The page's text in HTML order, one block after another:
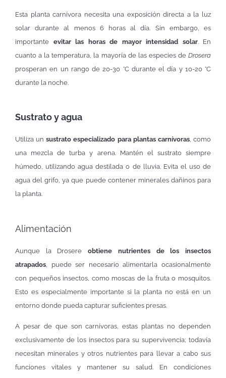
Esta planta carnívora necesita una exposición directa a la luz
solar durante al menos 6 horas al día. Sin embargo, es
importante evitar las horas de mayor intensidad solar. En
cuanto a la temperatura, la mayoría de las especies de Drosera
prosperan en un rango de 20-30 °C durante el día y 10-20 °C
durante la noche.
Sustrato y agua
Utiliza unsustrato especializado para plantas carnívoras, como
una mezcla de turba y arena. Mantén el sustrato siempre
húmedo, utilizando agua destilada o de lluvia. Evita el uso de
agua del grifo, ya que puede contener minerales dañinos para
la planta.
Alimentación
Aunque la Drosereobtiene nutrientes de los insectos
atrapados , puede ser necesario alimentarla ocasionalmente
con pequeños insectos, como moscas de la fruta o mosquitos.
Esto es especialmente importante si la planta no está en un
entorno donde pueda capturar suficientes presas.
A pesar de que son carnívoras, estas plantas no dependen
exclusivamente de los insectos para su supervivencia; todavía
necesitan minerales y otros nutrientes para llevar a cabo sus
funciones vitales y mantener su salud. En condiciones